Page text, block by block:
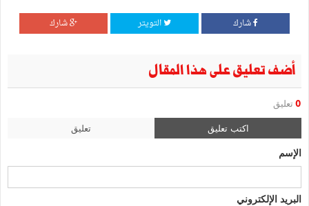
شارك التويتر شارك
أضف تعليق على هذا المقال
0 تعليق
اكتب تعليق تعليق
الإسم
البريد الإلكتروني